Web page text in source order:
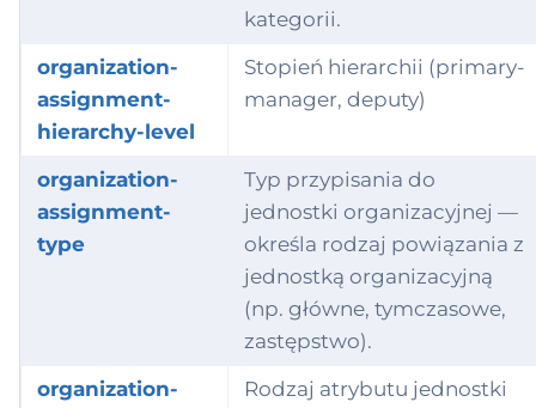
kategorii.
organization-
assignment-
hierarchy-level
Stopień hierarchii (primary-
manager, deputy)
organization-
assignment-
type
Typ przypisania do
jednostki organizacyjnej —
określa rodzaj powiązania z
jednostką organizacyjną
(np. główne, tymczasowe,
zastępstwo).
organization-
Rodzaj atrybutu jednostki